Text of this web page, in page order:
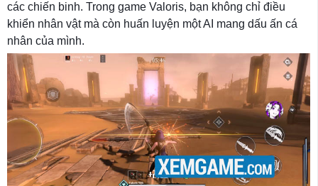
các chiến binh. Trong game Valoris, bạn không chỉ điều
khiển nhân vật mà còn huấn luyện một AI mang dấu ấn cá
nhân của mình.